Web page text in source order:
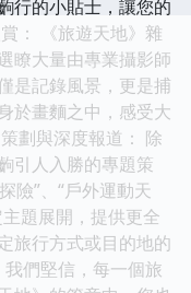
行的小貼士，讓您的
： 《旅遊天地》雜
瞭大量由專業攝影師
是記錄風景，更是捕
於畫麵之中，感受大
劃與深度報道： 除
引人入勝的專題策
險”、“戶外運動天
題展開，提供更全
旅行方式或目的地的
們堅信，每一個旅